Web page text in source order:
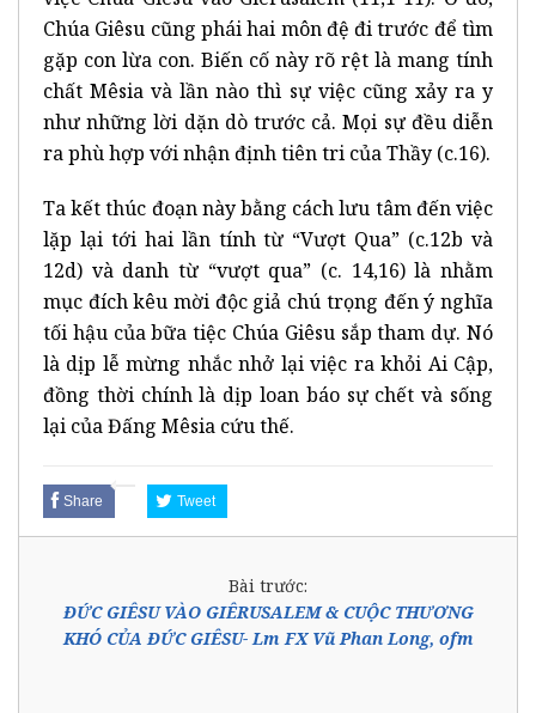
Chúa Giêsu cũng phái hai môn đệ đi trước để tìm
gặp con lừa con. Biến cố này rõ rệt là mang tính
chất Mêsia và lần nào thì sự việc cũng xảy ra y
như những lời dặn dò trước cả. Mọi sự đều diễn
ra phù hợp với nhận định tiên tri của Thầy (c.16).
Ta kết thúc đoạn này bằng cách lưu tâm đến việc
lặp lại tới hai lần tính từ “Vượt Qua” (c.12b và
12d) và danh từ “vượt qua” (c. 14,16) là nhằm
mục đích kêu mời độc giả chú trọng đến ý nghĩa
tối hậu của bữa tiệc Chúa Giêsu sắp tham dự. Nó
là dịp lễ mừng nhắc nhở lại việc ra khỏi Ai Cập,
đồng thời chính là dịp loan báo sự chết và sống
lại của Đấng Mêsia cứu thế.
Share Tweet
Bài trước:
ĐỨC GIÊSU VÀO GIÊRUSALEM & CUỘC THƯƠNG
KHÓ CỦA ĐỨC GIÊSU- Lm FX Vũ Phan Long, ofm